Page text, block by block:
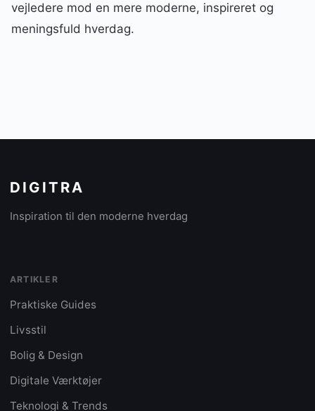
vejledere mod en mere moderne, inspireret og
meningsfuld hverdag.
DIGITRA
Inspiration til den moderne hverdag
ARTIKLER
Praktiske Guides
Livsstil
Bolig & Design
Digitale Værktøjer
Teknologi & Trends